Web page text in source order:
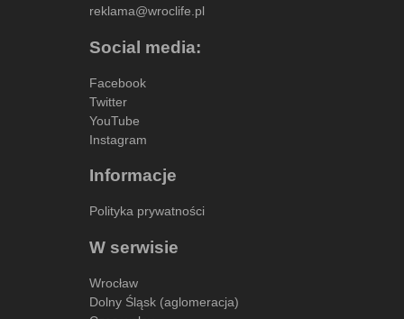
reklama@wroclife.pl
Social media:
Facebook
Twitter
YouTube
Instagram
Informacje
Polityka prywatności
W serwisie
Wrocław
Dolny Śląsk (aglomeracja)